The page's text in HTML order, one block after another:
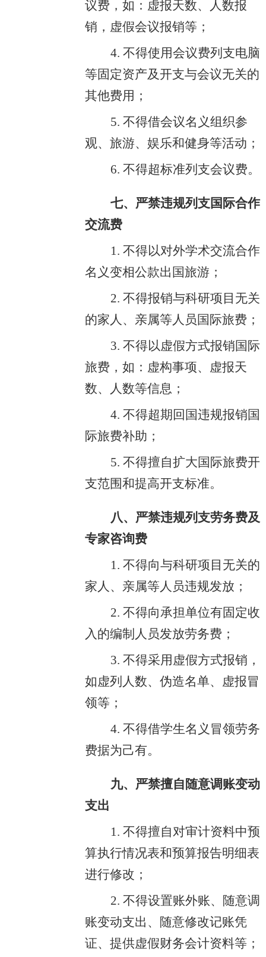
议费，如：虚报天数、人数报
销，虚假会议报销等；
4. 不得使用会议费列支电脑
等固定资产及开支与会议无关的
其他费用；
5. 不得借会议名义组织参
观、旅游、娱乐和健身等活动；
6. 不得超标准列支会议费。
七、严禁违规列支国际合作
交流费
1. 不得以对外学术交流合作
名义变相公款出国旅游；
2. 不得报销与科研项目无关
的家人、亲属等人员国际旅费；
3. 不得以虚假方式报销国际
旅费，如：虚构事项、虚报天
数、人数等信息；
4. 不得超期回国违规报销国
际旅费补助；
5. 不得擅自扩大国际旅费开
支范围和提高开支标准。
八、严禁违规列支劳务费及
专家咨询费
1. 不得向与科研项目无关的
家人、亲属等人员违规发放；
2. 不得向承担单位有固定收
入的编制人员发放劳务费；
3. 不得采用虚假方式报销，
如虚列人数、伪造名单、虚报冒
领等；
4. 不得借学生名义冒领劳务
费据为己有。
九、严禁擅自随意调账变动
支出
1. 不得擅自对审计资料中预
算执行情况表和预算报告明细表
进行修改；
2. 不得设置账外账、随意调
账变动支出、随意修改记账凭
证、提供虚假财务会计资料等；